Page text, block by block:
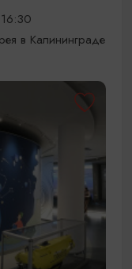
в Калининграде